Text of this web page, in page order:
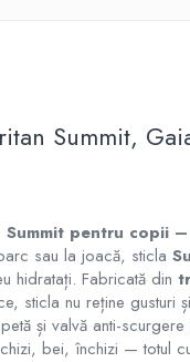
Summit,
pentru copii
sau la joacă, sticla
hidratați. Fabricată din
sticla nu reține gusturi
și valvă anti-
bei, închizi — totul